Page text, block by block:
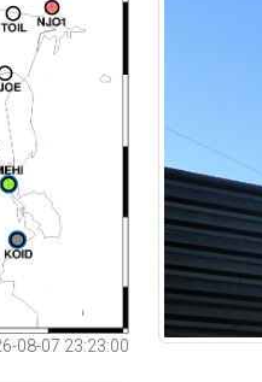
08-07 23:23:00